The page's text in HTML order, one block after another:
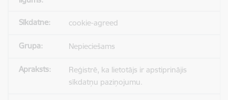
cookie-agreed
Nepieciešams
Reģistrē, ka lietotājs ir apstiprinājis
sīkdatņu paziņojumu.